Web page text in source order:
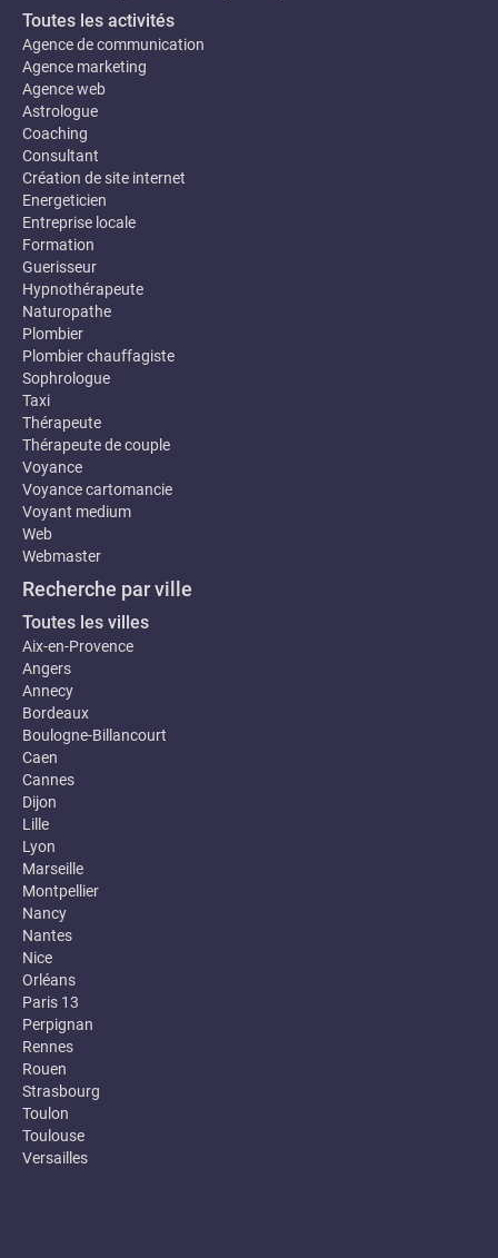
Toutes les activités
Agence de communication
Agence marketing
Agence web
Astrologue
Coaching
Consultant
Création de site internet
Energeticien
Entreprise locale
Formation
Guerisseur
Hypnothérapeute
Naturopathe
Plombier
Plombier chauffagiste
Sophrologue
Taxi
Thérapeute
Thérapeute de couple
Voyance
Voyance cartomancie
Voyant medium
Web
Webmaster
Recherche par ville
Toutes les villes
Aix-en-Provence
Angers
Annecy
Bordeaux
Boulogne-Billancourt
Caen
Cannes
Dijon
Lille
Lyon
Marseille
Montpellier
Nancy
Nantes
Nice
Orléans
Paris 13
Perpignan
Rennes
Rouen
Strasbourg
Toulon
Toulouse
Versailles